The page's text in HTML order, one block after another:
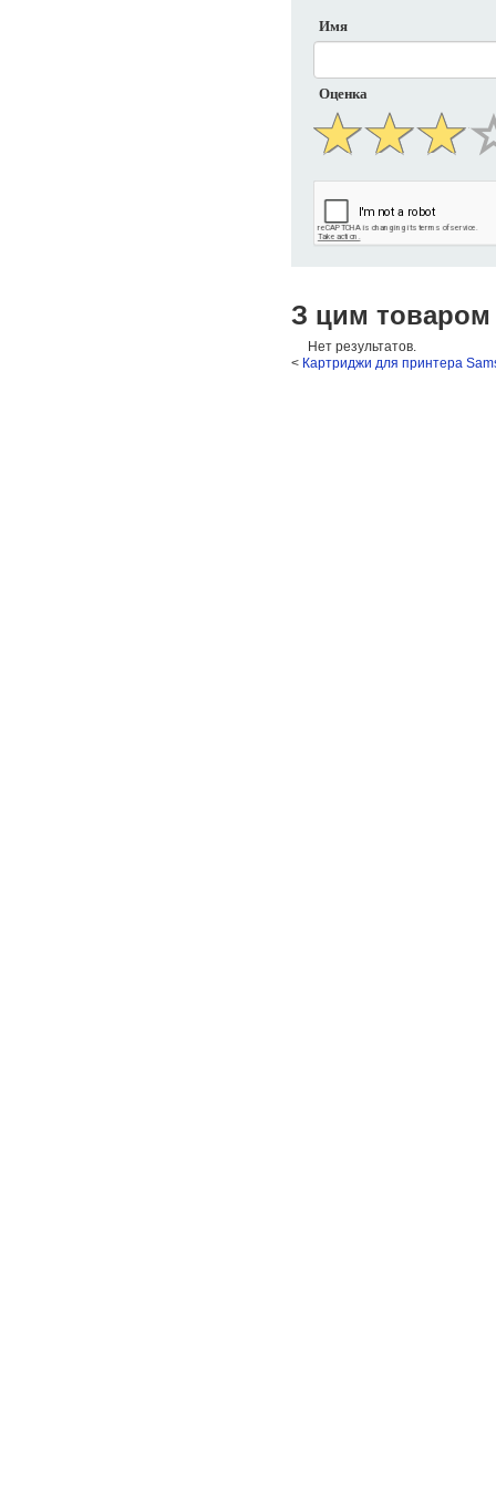
Имя
Оценка
З цим товаром
Нет результатов.
< Картриджи для принтера